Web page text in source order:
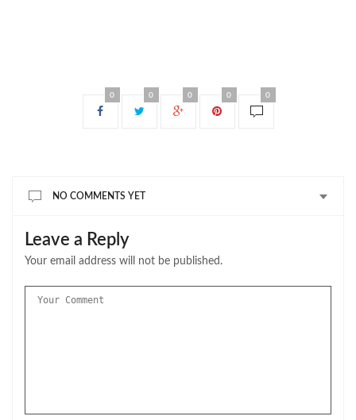
0 0 0 0 0
NO COMMENTS YET
Leave a Reply
Your email address will not be published.